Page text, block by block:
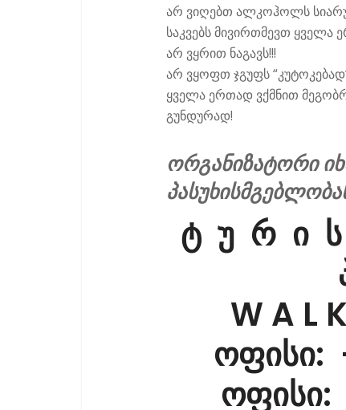
არ ვიღებთ ალკოჰოლს
საკვებს მივირთმევთ
არ ვყრით ნაგავს!!!
არ ვყოფთ ჯგუფს
ყველა ერთად ვქმნით
გუნდურად!
ორგანიზატორი
ტ უ რ ი
W A L
ოფისი:
ოფისი: